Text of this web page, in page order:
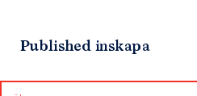
Published inskapa